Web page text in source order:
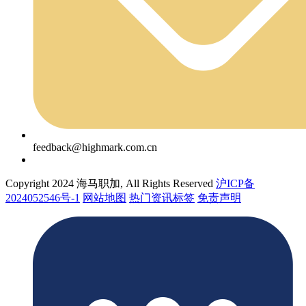
feedback@highmark.com.cn
Copyright 2024 海马职加, All Rights Reserved 沪ICP备
2024052546号-1 网站地图 热门资讯标签 免责声明